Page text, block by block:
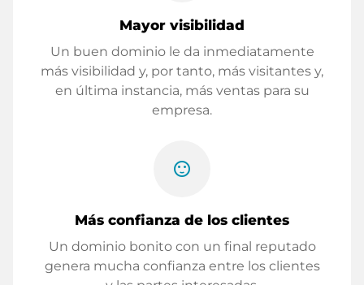
Mayor visibilidad
Un buen dominio le da inmediatamente
más visibilidad y, por tanto, más visitantes y,
en última instancia, más ventas para su
empresa.
sentiment_satisfied
Más confianza de los clientes
Un dominio bonito con un final reputado
genera mucha confianza entre los clientes